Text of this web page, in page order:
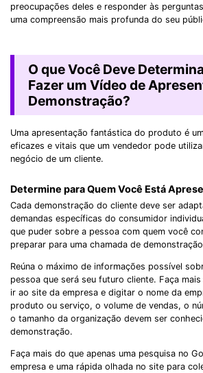
preocupações deles e responder às
uma compreensão mais profunda do seu
O que Você Deve
Fazer um Vídeo de
Demonstração?
Uma apresentação fantástica do produto é
eficazes e vitais que um vendedor pode
negócio de um cliente.
Determine para Quem Você Está
Cada demonstração do cliente deve ser
demandas específicas do consumidor
que puder sobre a pessoa com quem você
preparar para uma chamada de
Reúna o máximo de informações possível
pessoa que será seu futuro cliente. Faça
ir ao site da empresa e digitar o nome da
produto ou serviço, o volume de vendas, o
o tamanho da organização devem ser
demonstração.
Faça mais do que apenas uma pesquisa no
empresa e uma rápida olhada no site para